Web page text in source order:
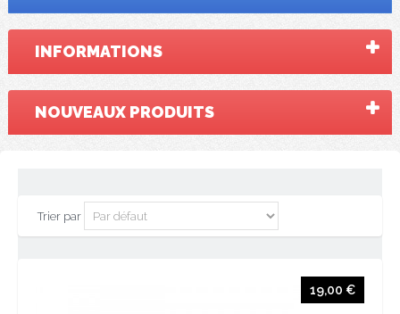
INFORMATIONS
NOUVEAUX PRODUITS
Trier par
19,00 €